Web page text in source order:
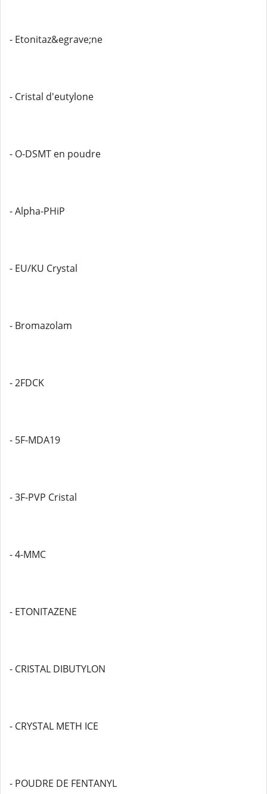
- Etonitaz&egrave;ne
- Cristal d'eutylone
- O-DSMT en poudre
- Alpha-PHiP
- EU/KU Crystal
- Bromazolam
- 2FDCK
- 5F-MDA19
- 3F-PVP Cristal
- 4-MMC
- ETONITAZENE
- CRISTAL DIBUTYLON
- CRYSTAL METH ICE
- POUDRE DE FENTANYL